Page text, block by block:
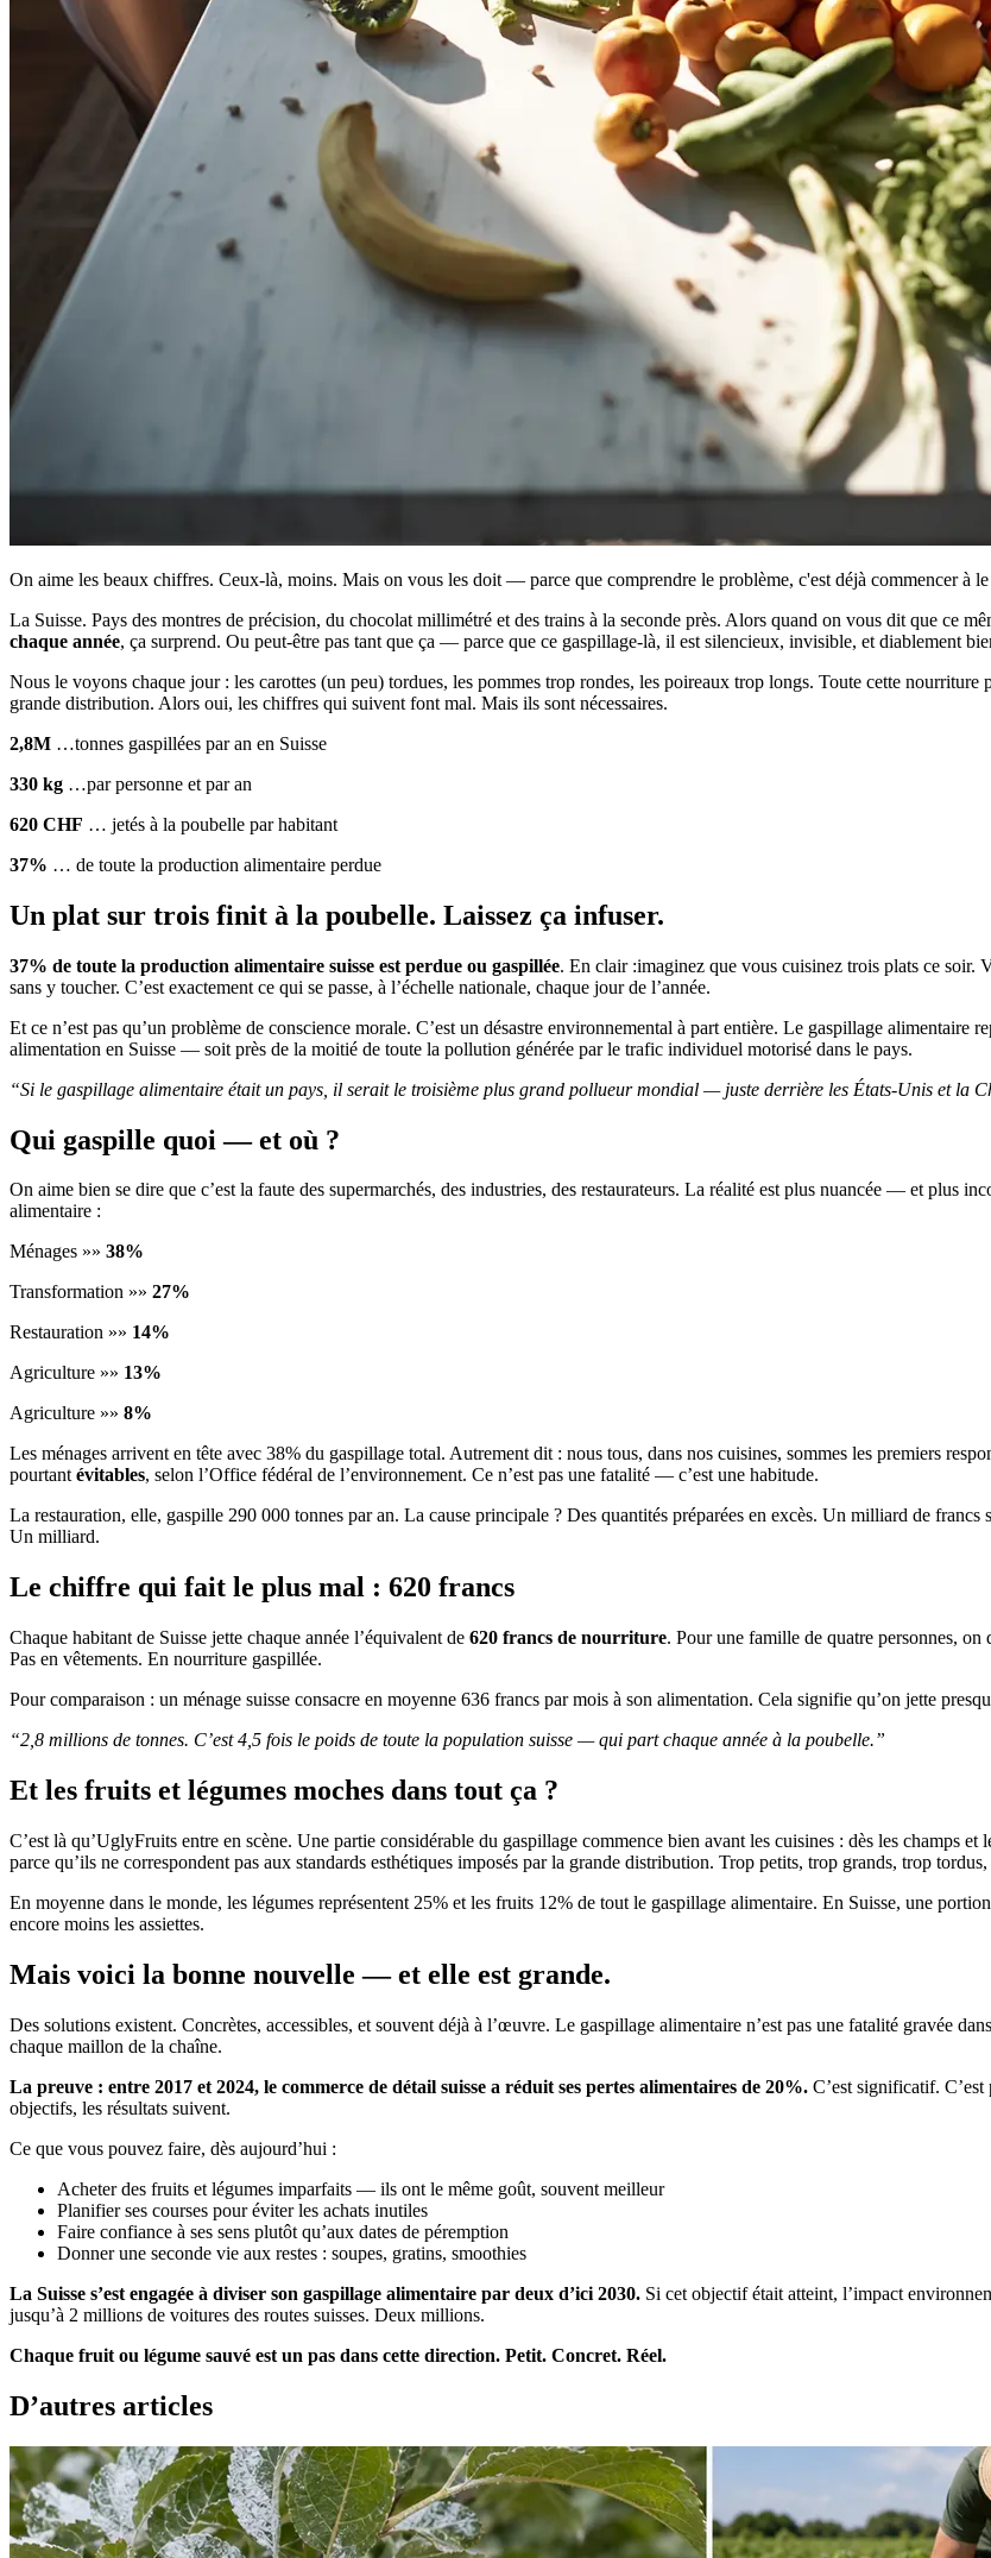
On aime les beaux chiffres. Ceux-là, moins. Mais on vous les doit — parce que comprendre le problème, c'est déjà commencer à le
La Suisse. Pays des montres de précision, du chocolat millimétré et des trains à la seconde près. Alors quand on vous dit que ce
chaque année, ça surprend. Ou peut-être pas tant que ça — parce que ce gaspillage-là, il est silencieux, invisible, et diablement
Nous le voyons chaque jour : les carottes (un peu) tordues, les pommes trop rondes, les poireaux trop longs. Toute cette nourriture
grande distribution. Alors oui, les chiffres qui suivent font mal. Mais ils sont nécessaires.
2,8M …tonnes gaspillées par an en Suisse
330 kg …par personne et par an
620 CHF … jetés à la poubelle par habitant
37% … de toute la production alimentaire perdue
Un plat sur trois finit à la poubelle. Laissez ça infuser.
37% de toute la production alimentaire suisse est perdue ou gaspillée. En clair :imaginez que vous cuisinez trois plats ce
sans y toucher. C’est exactement ce qui se passe, à l’échelle nationale, chaque jour de l’année.
Et ce n’est pas qu’un problème de conscience morale. C’est un désastre environnemental à part entière. Le gaspillage alimentaire
alimentation en Suisse — soit près de la moitié de toute la pollution générée par le trafic individuel motorisé dans le pays.
“Si le gaspillage alimentaire était un pays, il serait le troisième plus grand pollueur mondial — juste derrière les États-Unis et la
Qui gaspille quoi — et où ?
On aime bien se dire que c’est la faute des supermarchés, des industries, des restaurateurs. La réalité est plus nuancée — et plus
alimentaire :
Ménages »» 38%
Transformation »» 27%
Restauration »» 14%
Agriculture »» 13%
Agriculture »» 8%
Les ménages arrivent en tête avec 38% du gaspillage total. Autrement dit : nous tous, dans nos cuisines, sommes les premiers
pourtantévitables, selon l’Office fédéral de l’environnement. Ce n’est pas une fatalité — c’est une habitude.
La restauration, elle, gaspille 290 000 tonnes par an. La cause principale ? Des quantités préparées en excès. Un milliard de francs
Un milliard.
Le chiffre qui fait le plus mal : 620 francs
Chaque habitant de Suisse jette chaque année l’équivalent de 620 francs de nourriture. Pour une famille de quatre personnes, on
Pas en vêtements. En nourriture gaspillée.
Pour comparaison : un ménage suisse consacre en moyenne 636 francs par mois à son alimentation. Cela signifie qu’on jette
“2,8 millions de tonnes. C’est 4,5 fois le poids de toute la population suisse — qui part chaque année à la poubelle.”
Et les fruits et légumes moches dans tout ça ?
C’est là qu’UglyFruits entre en scène. Une partie considérable du gaspillage commence bien avant les cuisines : dès les champs
parce qu’ils ne correspondent pas aux standards esthétiques imposés par la grande distribution. Trop petits, trop grands, trop
En moyenne dans le monde, les légumes représentent 25% et les fruits 12% de tout le gaspillage alimentaire. En Suisse, une
encore moins les assiettes.
Mais voici la bonne nouvelle — et elle est grande.
Des solutions existent. Concrètes, accessibles, et souvent déjà à l’œuvre. Le gaspillage alimentaire n’est pas une fatalité gravée
chaque maillon de la chaîne.
La preuve : entre 2017 et 2024, le commerce de détail suisse a réduit ses pertes alimentaires de 20%. C’est significatif. C’est
objectifs, les résultats suivent.
Ce que vous pouvez faire, dès aujourd’hui :
Acheter des fruits et légumes imparfaits — ils ont le même goût, souvent meilleur
Planifier ses courses pour éviter les achats inutiles
Faire confiance à ses sens plutôt qu’aux dates de péremption
Donner une seconde vie aux restes : soupes, gratins, smoothies
La Suisse s’est engagée à diviser son gaspillage alimentaire par deux d’ici 2030. Si cet objectif était atteint, l’impact
jusqu’à 2 millions de voitures des routes suisses. Deux millions.
Chaque fruit ou légume sauvé est un pas dans cette direction. Petit. Concret. Réel.
D’autres articles